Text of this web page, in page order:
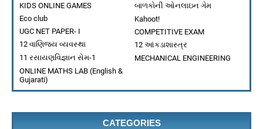
BHATT ALPESH Jul 02 2024
ધોરણ ૧૦ સામાજિક વિજ્ઞાન પ્રકરણ ૧ ભારતનો વારસો મને
BHATT ALPESH -
KIDS ONLINE GAMES
બાળકોની ઓનલાઇન ગેમ
Eco club
Kahoot!
UGC NET PAPER- I
COMPETITIVE EXAM
12 વાણિજ્ય વ્યવસ્થા
12 આંકડાશાસ્ત્ર
11 રસાયણવિજ્ઞાન સેમ-1
MECHANICAL ENGINEERING
ONLINE MATHS LAB (English &
Gujarati)
CATEGORIES